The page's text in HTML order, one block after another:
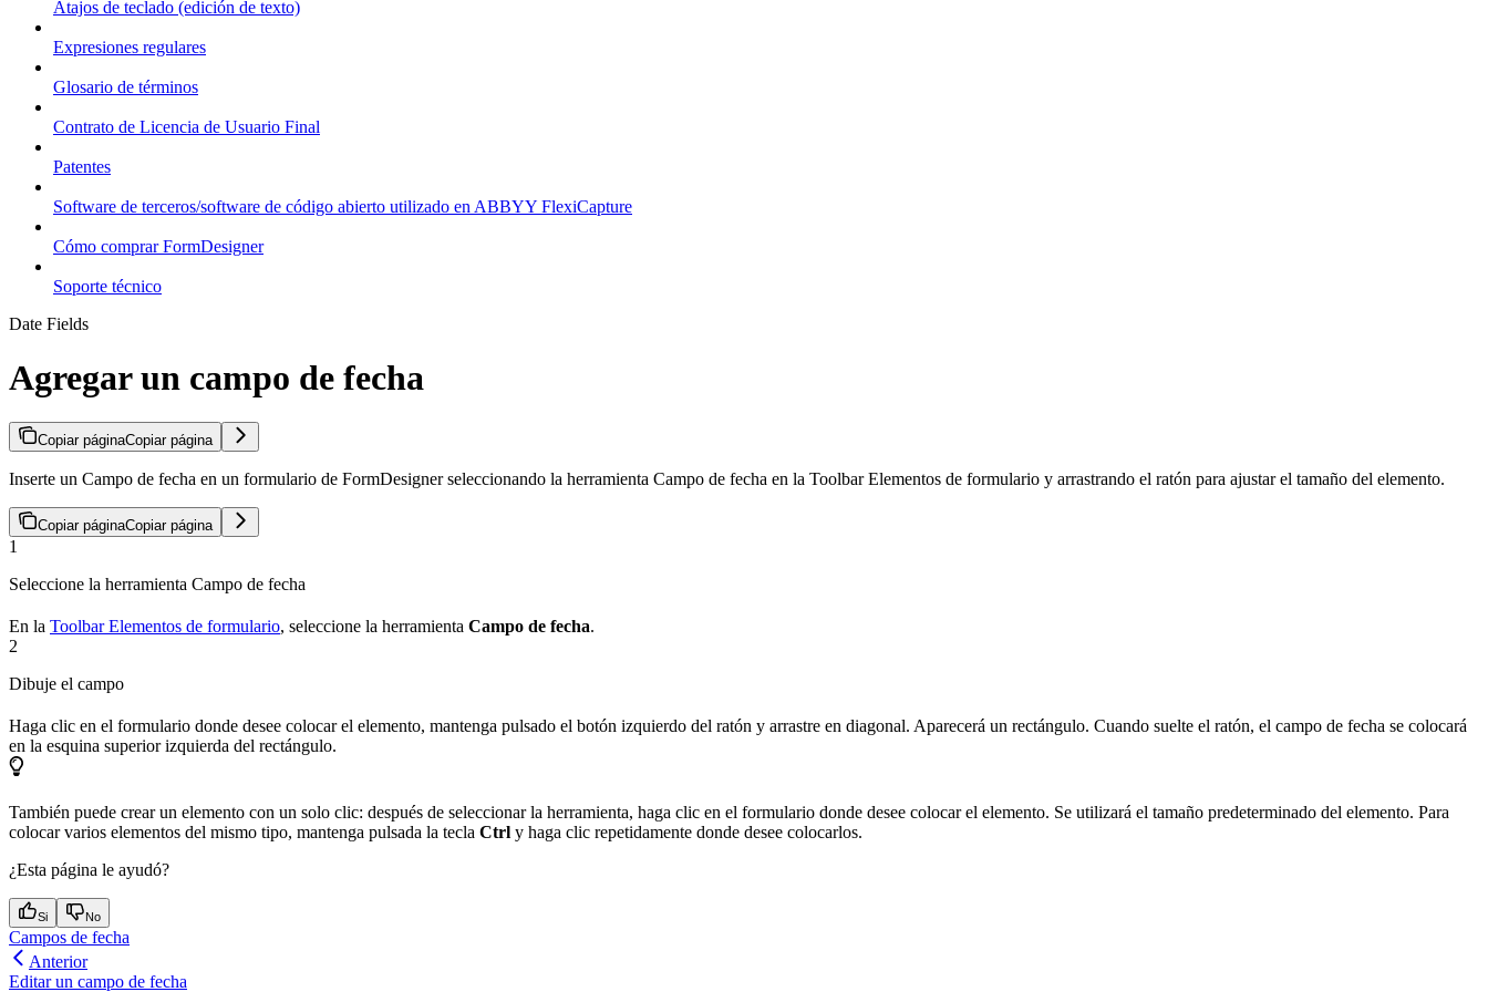
Atajos de teclado (edición de texto)
Expresiones regulares
Glosario de términos
Contrato de Licencia de Usuario Final
Patentes
Software de terceros/software de código abierto utilizado en ABBYY FlexiCapture
Cómo comprar FormDesigner
Soporte técnico
Date Fields
Agregar un campo de fecha
Copiar páginaCopiar página
Inserte un Campo de fecha en un formulario de FormDesigner seleccionando la herramienta Campo de fecha en la Toolbar Elementos de formulario y arrastrando el ratón para ajustar el tamaño del elemento.
Copiar páginaCopiar página
1
Seleccione la herramienta Campo de fecha
En la Toolbar Elementos de formulario, seleccione la herramienta Campo de fecha.
2
Dibuje el campo
Haga clic en el formulario donde desee colocar el elemento, mantenga pulsado el botón izquierdo del ratón y arrastre en diagonal. Aparecerá un rectángulo. Cuando suelte el ratón, el campo de fecha se colocará
en la esquina superior izquierda del rectángulo.
También puede crear un elemento con un solo clic: después de seleccionar la herramienta, haga clic en el formulario donde desee colocar el elemento. Se utilizará el tamaño predeterminado del elemento. Para
colocar varios elementos del mismo tipo, mantenga pulsada la tecla Ctrl y haga clic repetidamente donde desee colocarlos.
¿Esta página le ayudó?
Si No
Campos de fecha
Anterior
Editar un campo de fecha